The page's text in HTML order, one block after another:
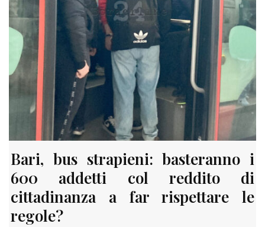
Bari, bus strapieni: basteranno i
600 addetti col reddito di
cittadinanza a far rispettare le
regole?